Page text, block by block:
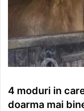
4 moduri in
doarma mai